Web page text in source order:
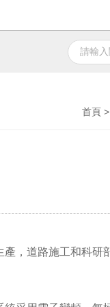
首頁 >
，道路施工和科研